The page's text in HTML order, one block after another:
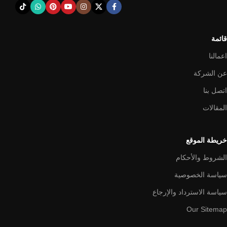
قائمة
اعمالنا
عن الشركة
اتصل بنا
المقالات
خريطة الموقع
الشروط والأحكام
سياسة الخصوصية
سياسة الاسترداد والإرجاع
Our Sitemap